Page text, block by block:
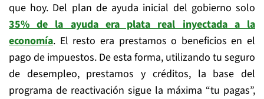
que hoy. Del plan de ayuda inicial del gobierno solo
35% de la ayuda era plata real inyectada a la
economía. El resto era prestamos o beneficios en el
pago de impuestos. De esta forma, utilizando tu seguro
de desempleo, prestamos y créditos, la base del
programa de reactivación sigue la máxima “tu pagas”,